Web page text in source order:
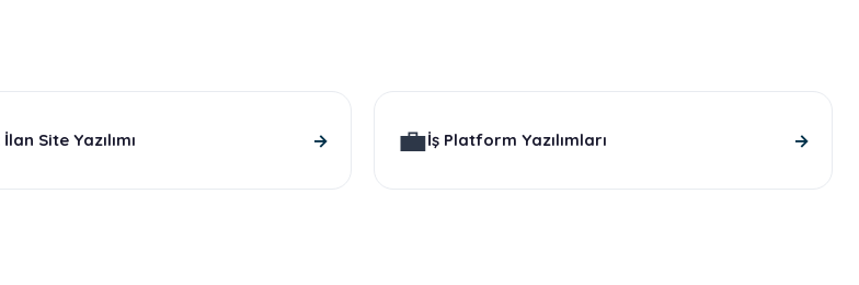
Site Yazılımı → 💼İş Platform Yazılımları →